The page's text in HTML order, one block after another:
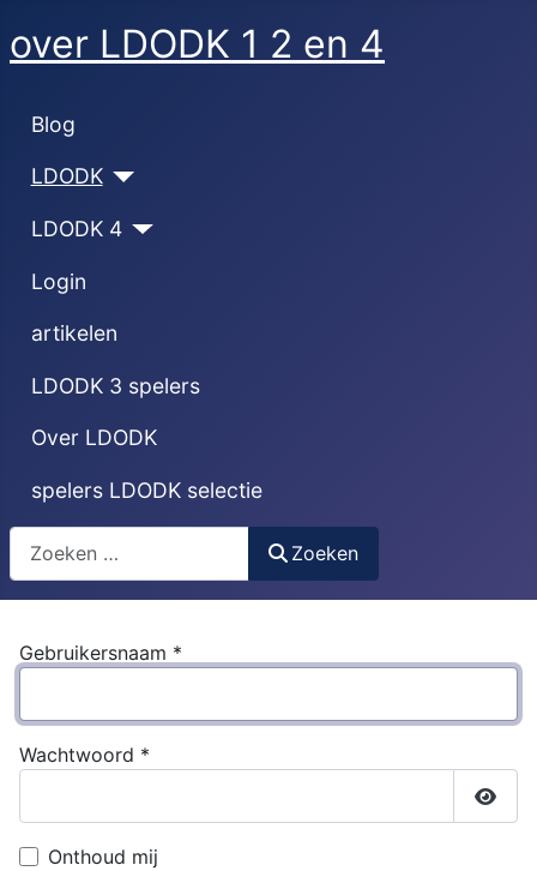
over LDODK 1 2 en 4
Blog
LDODK
LDODK 4
Login
artikelen
LDODK 3 spelers
Over LDODK
spelers LDODK selectie
Search
Zoeken
Gebruikersnaam *
Wachtwoord *
Toon
Onthoud mij